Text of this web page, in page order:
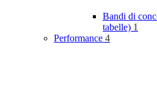
Bandi di
tabelle) 1
Performance 4